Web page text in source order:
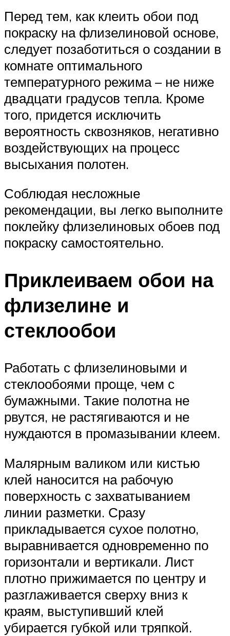
Перед тем, как клеить обои под
покраску на флизелиновой основе,
следует позаботиться о создании в
комнате оптимального
температурного режима – не ниже
двадцати градусов тепла. Кроме
того, придется исключить
вероятность сквозняков, негативно
воздействующих на процесс
высыхания полотен.
Соблюдая несложные
рекомендации, вы легко выполните
поклейку флизелиновых обоев под
покраску самостоятельно.
Приклеиваем обои на
флизелине и
стеклообои
Работать с флизелиновыми и
стеклообоями проще, чем с
бумажными. Такие полотна не
рвутся, не растягиваются и не
нуждаются в промазывании клеем.
Малярным валиком или кистью
клей наносится на рабочую
поверхность с захватыванием
линии разметки. Сразу
прикладывается сухое полотно,
выравнивается одновременно по
горизонтали и вертикали. Лист
плотно прижимается по центру и
разглаживается сверху вниз к
краям, выступивший клей
убирается губкой или тряпкой.